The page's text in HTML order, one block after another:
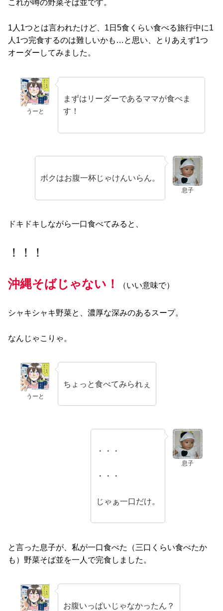
これが噂の野菜そば並です。
1人1つとは言われたけど、1日5食くらい食べる旅行中に1
人1つ完食するのは難しいかも…と思い、とりあえず1つ
オーダーしてみました。
うーと
まずはリーダーであるママが食べま
す！
息子
ボクはお腹一杯じゃけんいらん。
ドキドキしながら一口食べてみると、
！！！
沖縄そばじゃない！ （いい意味で）
シャキシャキ野菜と、濃厚な深みのあるスープ。
なんじゃこりゃ。
うーと
ちょっと食べてみられぇ
息子
・・・
・・・
じゃぁ一口だけ。
と言った息子が、私が一口食べた（三口くらい食べたか
も）野菜そば並を一人で完食しました。
お腹いっぱいじゃなかったん？